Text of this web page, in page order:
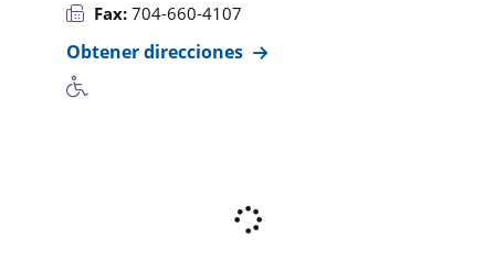
Fax: 704-660-4107
Obtener direcciones